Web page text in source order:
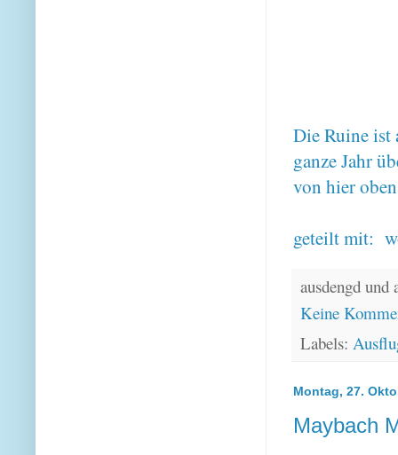
Die Ruine ist
ganze Jahr
von hier
geteilt mit:
ausdengd
Keine
Labels:
Montag, 27.
Maybach